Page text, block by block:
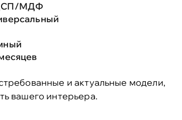
МДФ
и актуальные модели,
вашего интерьера.